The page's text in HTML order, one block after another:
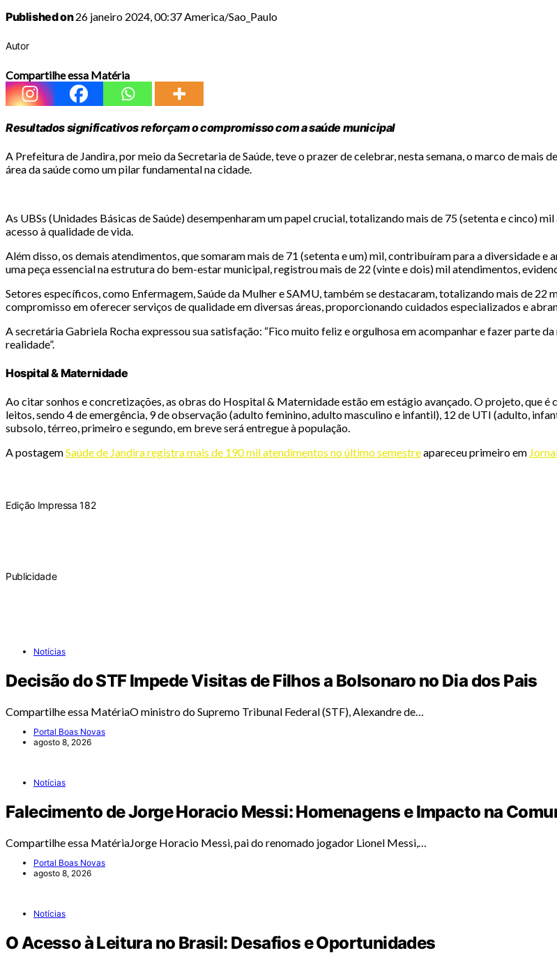
Published on26 janeiro 2024, 00:37 America/Sao_Paulo
Autor
Compartilhe essa Matéria
Resultados significativos reforçam o compromisso com a saúde municipal
A Prefeitura de Jandira, por meio da Secretaria de Saúde, teve o prazer de celebrar, nesta semana, o marco de
área da saúde como um pilar fundamental na cidade.
As UBSs (Unidades Básicas de Saúde) desempenharam um papel crucial, totalizando mais de 75 (setenta e cinco)
acesso à qualidade de vida.
Além disso, os demais atendimentos, que somaram mais de 71 (setenta e um) mil, contribuíram para a diversidade
uma peça essencial na estrutura do bem-estar municipal, registrou mais de 22 (vinte e dois) mil atendimentos,
Setores específicos, como Enfermagem, Saúde da Mulher e SAMU, também se destacaram, totalizando mais de
compromisso em oferecer serviços de qualidade em diversas áreas, proporcionando cuidados especializados e
A secretária Gabriela Rocha expressou sua satisfação: “Fico muito feliz e orgulhosa em acompanhar e fazer parte
realidade”.
Hospital & Maternidade
Ao citar sonhos e concretizações, as obras do Hospital & Maternidade estão em estágio avançado.O projeto, que é
leitos, sendo 4 de emergência, 9 de observação (adulto feminino, adulto masculino e infantil), 12 de UTI (adulto,
subsolo, térreo, primeiro e segundo, em breve será entregue à população.
A postagemSaúde de Jandira registra mais de 190 mil atendimentos no último semestreapareceu primeiro em
Edição Impressa 182
Publicidade
Notícias
Decisão do STF Impede Visitas de Filhos a Bolsonaro no Dia dos Pais
Compartilhe essa MatériaO ministro do Supremo Tribunal Federal (STF), Alexandre de…
Portal Boas Novas
agosto 8, 2026
Notícias
Falecimento de Jorge Horacio Messi: Homenagens e Impacto na
Compartilhe essa MatériaJorge Horacio Messi, pai do renomado jogador Lionel Messi,…
Portal Boas Novas
agosto 8, 2026
Notícias
O Acesso à Leitura no Brasil: Desafios e Oportunidades